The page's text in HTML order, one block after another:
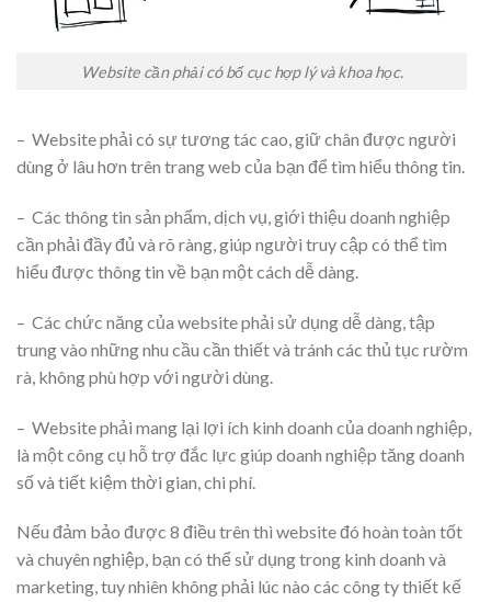
Website cần phải có bố cục hợp lý và khoa học.
– Website phải có sự tương tác cao, giữ chân được người
dùng ở lâu hơn trên trang web của bạn để tìm hiểu thông tin.
– Các thông tin sản phẩm, dịch vụ, giới thiệu doanh nghiệp
cần phải đầy đủ và rõ ràng, giúp người truy cập có thể tìm
hiểu được thông tin về bạn một cách dễ dàng.
– Các chức năng của website phải sử dụng dễ dàng, tập
trung vào những nhu cầu cần thiết và tránh các thủ tục rườm
rà, không phù hợp với người dùng.
– Website phải mang lại lợi ích kinh doanh của doanh nghiệp,
là một công cụ hỗ trợ đắc lực giúp doanh nghiệp tăng doanh
số và tiết kiệm thời gian, chi phí.
Nếu đảm bảo được 8 điều trên thì website đó hoàn toàn tốt
và chuyên nghiệp, bạn có thể sử dụng trong kinh doanh và
marketing, tuy nhiên không phải lúc nào các công ty thiết kế